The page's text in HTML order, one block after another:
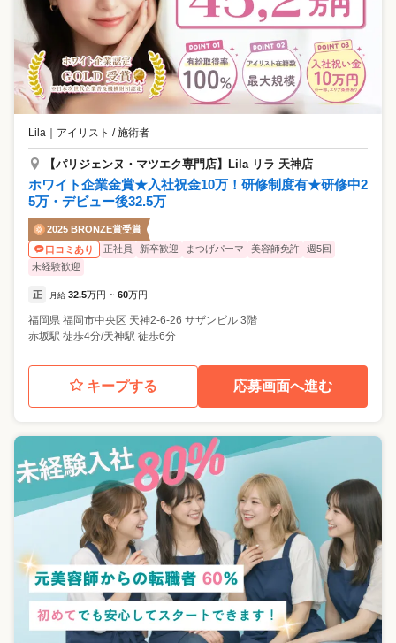
Lila ｜ アイリスト / 施術者
【パリジェンヌ・マツエク専門店】Lila リラ 天神店
ホワイト企業金賞★入社祝金10万！研修制度有★研修中2
5万・デビュー後32.5万
2025 BRONZE賞受賞
口コミあり
正社員 新卒歓迎 まつげパーマ 美容師免許
週5回
未経験歓迎
正 月給 32.5万円 ~ 60万円
福岡県 福岡市中央区 天神2-6-26 サザンビル 3階
赤坂駅 徒歩4分/天神駅 徒歩6分
キープする 応募画面へ進む